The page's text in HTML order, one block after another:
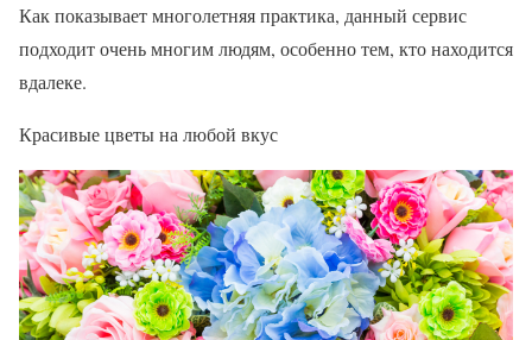
Как показывает многолетняя практика, данный сервис
подходит очень многим людям, особенно тем, кто находится
вдалеке.
Красивые цветы на любой вкус